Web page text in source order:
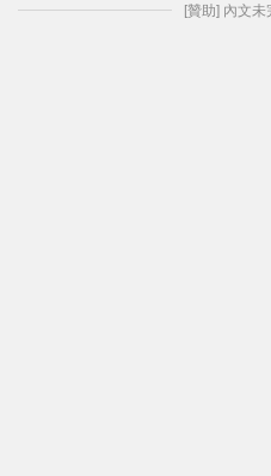
[贊助] 內文